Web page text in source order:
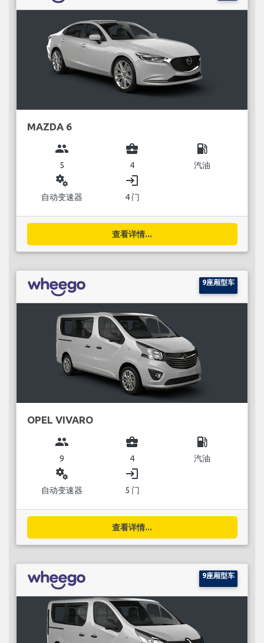
MAZDA 6
group
5
business_center
4
local_gas_station
汽油
miscellaneous_services
自动变速器
login
4 门
查看详情...
9座厢型车
OPEL VIVARO
group
9
business_center
4
local_gas_station
汽油
miscellaneous_services
自动变速器
login
5 门
查看详情...
9座厢型车